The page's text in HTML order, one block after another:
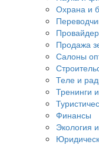
Охрана и
Продажа
Салоны
Теле и
Тренинги
Финансы
Экология